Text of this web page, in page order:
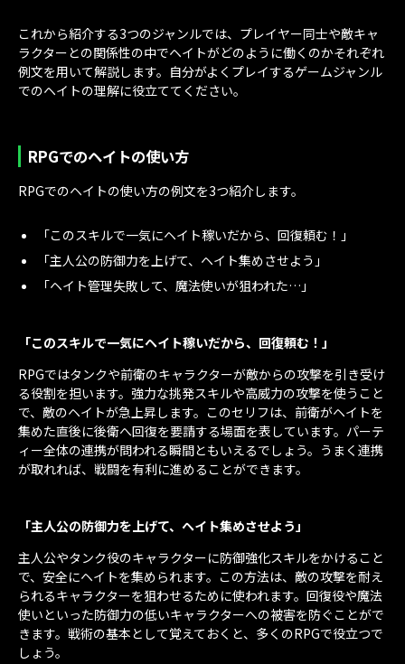
これから紹介する3つのジャンルでは、プレイヤー同士や敵キャ
ラクターとの関係性の中でヘイトがどのように働くのかそれぞれ
例文を用いて解説します。自分がよくプレイするゲームジャンル
でのヘイトの理解に役立ててください。
RPGでのヘイトの使い方
RPGでのヘイトの使い方の例文を3つ紹介します。
「このスキルで一気にヘイト稼いだから、回復頼む！」
「主人公の防御力を上げて、ヘイト集めさせよう」
「ヘイト管理失敗して、魔法使いが狙われた…」
「このスキルで一気にヘイト稼いだから、回復頼む！」
RPGではタンクや前衛のキャラクターが敵からの攻撃を引き受け
る役割を担います。強力な挑発スキルや高威力の攻撃を使うこと
で、敵のヘイトが急上昇します。このセリフは、前衛がヘイトを
集めた直後に後衛へ回復を要請する場面を表しています。パーテ
ィー全体の連携が問われる瞬間ともいえるでしょう。うまく連携
が取れれば、戦闘を有利に進めることができます。
「主人公の防御力を上げて、ヘイト集めさせよう」
主人公やタンク役のキャラクターに防御強化スキルをかけること
で、安全にヘイトを集められます。この方法は、敵の攻撃を耐え
られるキャラクターを狙わせるために使われます。回復役や魔法
使いといった防御力の低いキャラクターへの被害を防ぐことがで
きます。戦術の基本として覚えておくと、多くのRPGで役立つで
しょう。